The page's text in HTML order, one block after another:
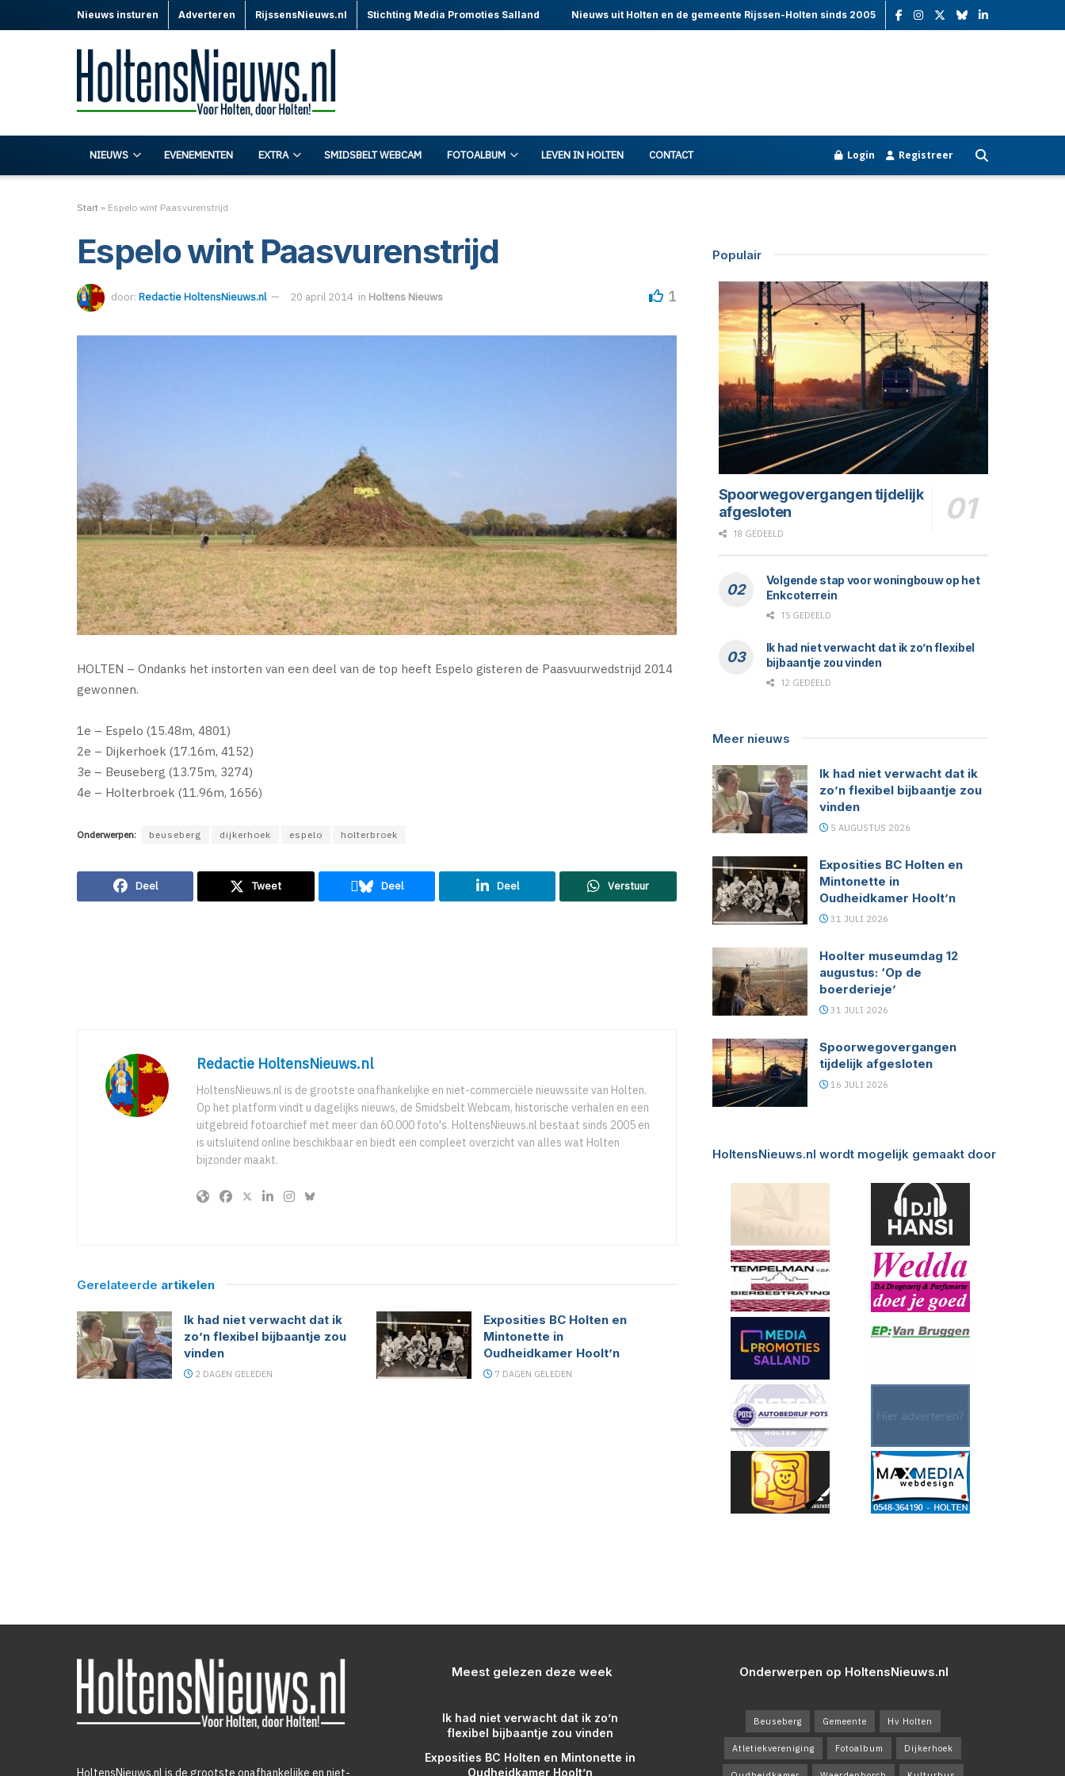
Nieuws insturen Adverteren RijssensNieuws.nl Stichting Media Promoties Salland Nieuws uit Holten en de gemeente Rijssen-Holten sinds 2005
NIEUWS EVENEMENTEN EXTRA SMIDSBELT WEBCAM FOTOALBUM LEVEN IN HOLTEN CONTACT Login Registreer
Start » Espelo wint Paasvurenstrijd
Espelo wint Paasvurenstrijd
door: Redactie HoltensNieuws.nl 20 april 2014 in Holtens Nieuws 1
HOLTEN – Ondanks het instorten van een deel van de top heeft Espelo gisteren de Paasvuurwedstrijd 2014
gewonnen.
1e – Espelo (15.48m, 4801)
2e – Dijkerhoek (17.16m, 4152)
3e – Beuseberg (13.75m, 3274)
4e – Holterbroek (11.96m, 1656)
Onderwerpen: beuseberg dijkerhoek espelo holterbroek
Deel Tweet Deel Deel Verstuur
Redactie HoltensNieuws.nl
HoltensNieuws.nl is de grootste onafhankelijke en niet-commerciële nieuwssite van Holten.
Op het platform vindt u dagelijks nieuws, de Smidsbelt Webcam, historische verhalen en een
uitgebreid fotoarchief met meer dan 60.000 foto's. HoltensNieuws.nl bestaat sinds 2005 en
is uitsluitend online beschikbaar en biedt een compleet overzicht van alles wat Holten
bijzonder maakt.
Gerelateerde artikelen
Ik had niet verwacht dat ik
zo’n flexibel bijbaantje zou
vinden
2 DAGEN GELEDEN
Exposities BC Holten en
Mintonette in
Oudheidkamer Hoolt’n
7 DAGEN GELEDEN
Populair
Spoorwegovergangen tijdelijk
afgesloten
18 GEDEELD
Volgende stap voor woningbouw op het
Enkcoterrein
15 GEDEELD
Ik had niet verwacht dat ik zo’n flexibel
bijbaantje zou vinden
12 GEDEELD
Meer nieuws
Ik had niet verwacht dat ik
zo’n flexibel bijbaantje zou
vinden
5 AUGUSTUS 2026
Exposities BC Holten en
Mintonette in
Oudheidkamer Hoolt’n
31 JULI 2026
Hoolter museumdag 12
augustus: ‘Op de
boerderieje’
31 JULI 2026
Spoorwegovergangen
tijdelijk afgesloten
16 JULI 2026
HoltensNieuws.nl wordt mogelijk gemaakt door
HoltensNieuws.nl is de grootste onafhankelijke en niet-
Meest gelezen deze week
Ik had niet verwacht dat ik zo’n
flexibel bijbaantje zou vinden
Exposities BC Holten en Mintonette in
Oudheidkamer Hoolt’n
Onderwerpen op HoltensNieuws.nl
Beuseberg Gemeente Hv Holten
Atletiekvereniging Fotoalbum Dijkerhoek